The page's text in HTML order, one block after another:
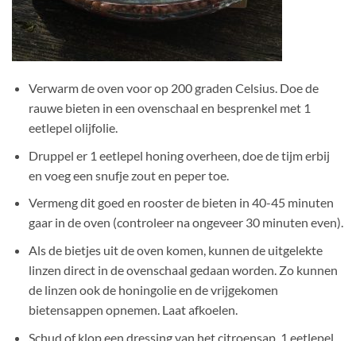
Verwarm de oven voor op 200 graden Celsius. Doe de
rauwe bieten in een ovenschaal en besprenkel met 1
eetlepel olijfolie.
Druppel er 1 eetlepel honing overheen, doe de tijm erbij
en voeg een snufje zout en peper toe.
Vermeng dit goed en rooster de bieten in 40-45 minuten
gaar in de oven (controleer na ongeveer 30 minuten even).
Als de bietjes uit de oven komen, kunnen de uitgelekte
linzen direct in de ovenschaal gedaan worden. Zo kunnen
de linzen ook de honingolie en de vrijgekomen
bietensappen opnemen. Laat afkoelen.
Schud of klop een dressing van het citroensap, 1 eetlepel